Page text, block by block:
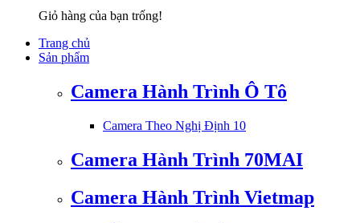
Giỏ hàng của bạn trống!
Trang chủ
Sản phẩm
Camera Hành Trình Ô Tô
Camera Theo Nghị Định 10
Camera Hành Trình 70MAI
Camera Hành Trình Vietmap